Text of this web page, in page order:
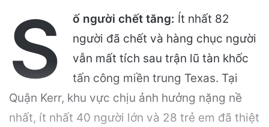
S ố người chết tăng: Ít nhất 82
người đã chết và hàng chục người
vẫn mất tích sau trận lũ tàn khốc
tấn công miền trung Texas. Tại
Quận Kerr, khu vực chịu ảnh hưởng nặng nề
nhất, ít nhất 40 người lớn và 28 trẻ em đã thiệt